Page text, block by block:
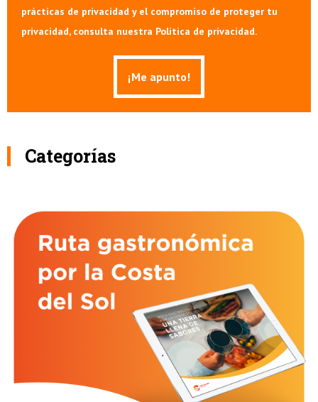
prácticas de privacidad y el compromiso de proteger tu
privacidad, consulta nuestra Política de privacidad.
Categorías